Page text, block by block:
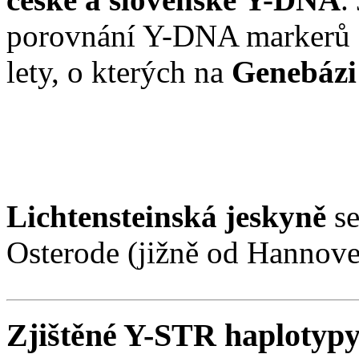
porovnání Y-DNA markerů
lety, o kterých na Genebázi
Lichtensteinská jeskyně
Osterode (jižně od
Zjištěné Y-STR